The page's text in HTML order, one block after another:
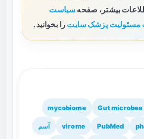
بیشتر، صفحه سیاست
پزشک سایت را بخوانید.
Gut microbes
mycobiome
PubMed
virome آسم